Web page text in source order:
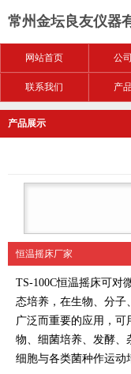
常州金坛良友仪器
网站首页 公
联系我们 产
产品展示
恒温摇床厂家
TS-100C恒温摇床可对
态培养，在生物、分
广泛而重要的应用，
物、细菌培养、发酵、
细胞与各类菌种作运动